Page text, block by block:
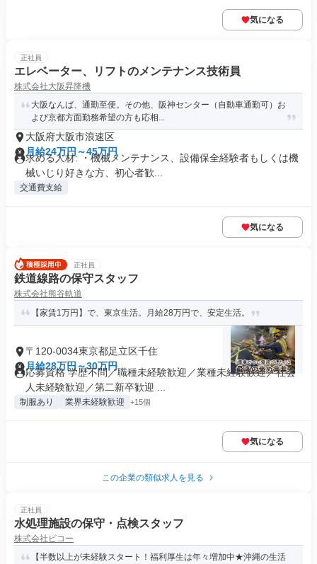
気になる
正社員
エレベーター、リフトのメンテナンス技術員
株式会社大阪昇降機
大阪なんば、通勤至便。その他、阪神センター（自動車通勤可）お
よび京都方面勤務希望の方も応相...
大阪府大阪市浪速区
月給24万円～45万円
求める人材: ・機械メンテナンス、設備保全経験者もしくは機
械いじり好きな方、初心者歓...
交通費支給
気になる
正社員
鉄道線路の保守スタッフ
株式会社熊谷軌道
【家賃1万円】で、東京生活。月給28万円で、安定生活。
〒120-0034東京都足立区千住
月給28万円～30万円
応募資格 学歴不問／職種未経験歓迎／業種未経験歓迎／社会
人未経験歓迎／第二新卒歓迎 ...
制服あり 業界未経験歓迎 +15個
気になる
この企業の類似求人を見る
正社員
水処理施設の保守・点検スタッフ
株式会社ビコー
【半数以上が未経験スタート！福利厚生は年々増加中★沖縄の生活